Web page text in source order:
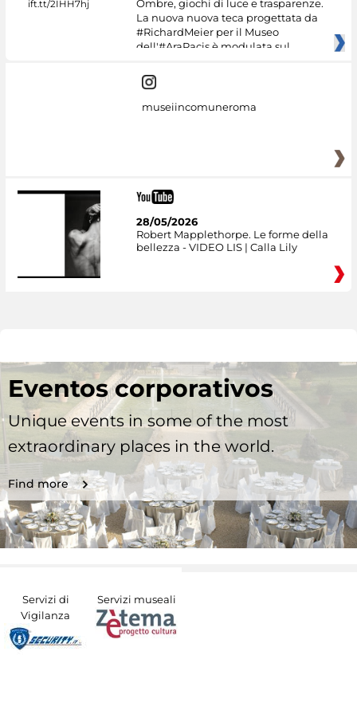
Ombre, giochi di luce e trasparenze.
La nuova nuova teca progettata da
#RichardMeier per il Museo
dell'#AraPacis è modulata sul
museiincomuneroma
28/05/2026
Robert Mapplethorpe. Le forme della
bellezza - VIDEO LIS | Calla Lily
Eventos corporativos
Unique events in some of the most
extraordinary places in the world.
Find more
Servizi di
Vigilanza
Servizi museali